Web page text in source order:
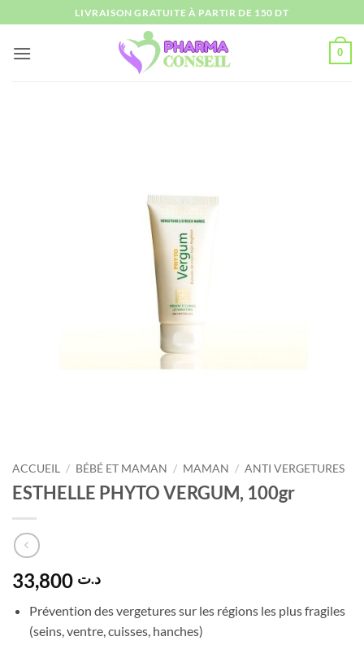
au
contenu
LIVRAISON GRATUITE À PARTIR DE 150 DT
0
ACCUEIL / BÉBÉ ET MAMAN / MAMAN / ANTI VERGETURES
ESTHELLE PHYTO VERGUM, 100gr
د.ت
Prévention des vergetures sur les régions les plus fragiles
(seins, ventre, cuisses, hanches)